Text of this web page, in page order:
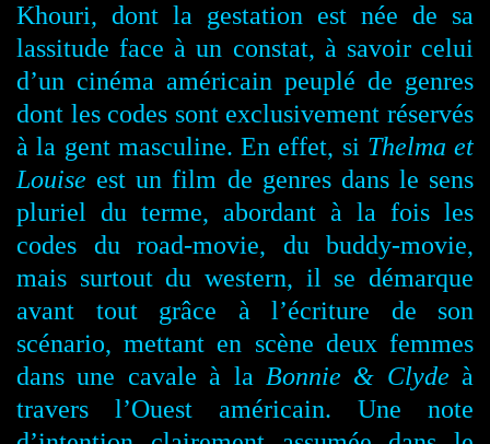
Khouri, dont la gestation est née de sa
lassitude face à un constat, à savoir celui
d’un cinéma américain peuplé de genres
dont les codes sont exclusivement réservés
à la gent masculine. En effet, si Thelma et
Louise est un film de genres dans le sens
pluriel du terme, abordant à la fois les
codes du road-movie, du buddy-movie,
mais surtout du western, il se démarque
avant tout grâce à l’écriture de son
scénario, mettant en scène deux femmes
dans une cavale à la Bonnie & Clyde à
travers l’Ouest américain. Une note